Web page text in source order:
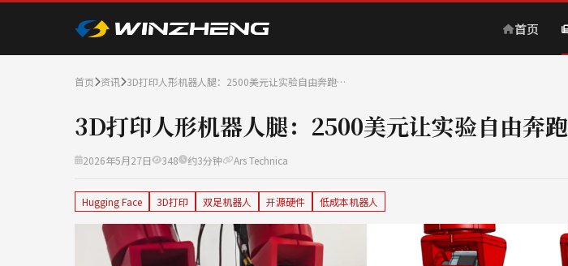
首页
首页 资讯 3D打印人形机器人腿：2500美元让实验自由奔跑…
3D打印人形机器人腿：2500美元让实验自由奔跑
2026年5月27日 348 约3分钟 Ars Technica
Hugging Face 3D打印 双足机器人 开源硬件 低成本机器人